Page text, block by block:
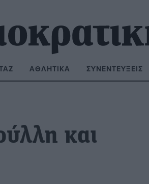
ΑΘΛΗΤΙΚΆ ΣΥΝΕΝΤΕΎΞΕΙΣ
και